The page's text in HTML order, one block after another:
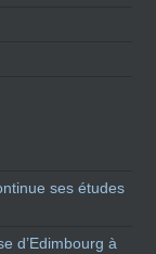
ses études
d’Edimbourg à